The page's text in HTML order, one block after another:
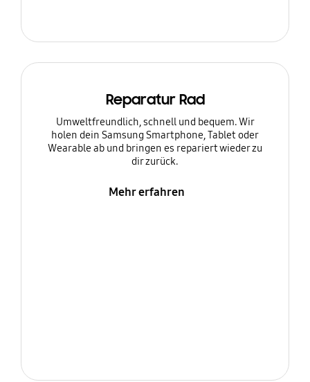
Reparatur Rad
Umweltfreundlich, schnell und bequem. Wir
holen dein Samsung Smartphone, Tablet oder
Wearable ab und bringen es repariert wieder zu
dir zurück.
Mehr erfahren